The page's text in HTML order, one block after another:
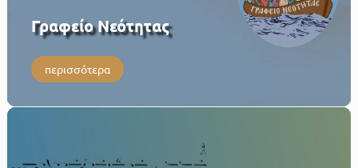
Γραφείο Νεότητας
περισσότερα